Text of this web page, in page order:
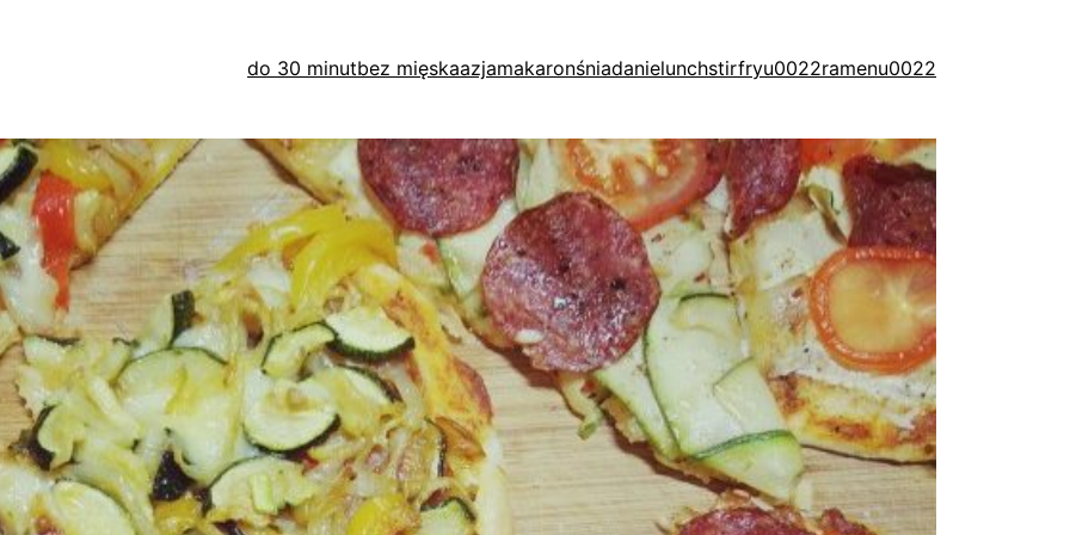
do 30 minutbez mięskaazjamakaronśniadanielunchstirfryu0022ramenu0022